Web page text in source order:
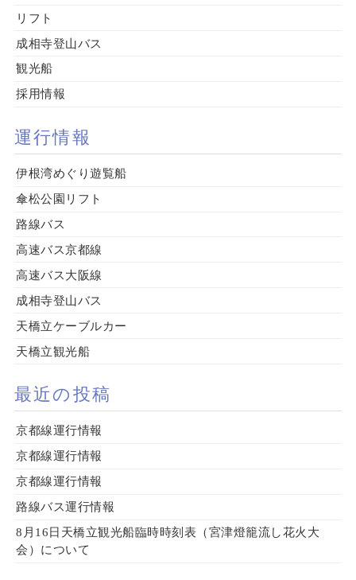
リフト
成相寺登山バス
観光船
採用情報
運行情報
伊根湾めぐり遊覧船
傘松公園リフト
路線バス
高速バス京都線
高速バス大阪線
成相寺登山バス
天橋立ケーブルカー
天橋立観光船
最近の投稿
京都線運行情報
京都線運行情報
京都線運行情報
路線バス運行情報
8月16日天橋立観光船臨時時刻表（宮津燈籠流し花火大
会）について